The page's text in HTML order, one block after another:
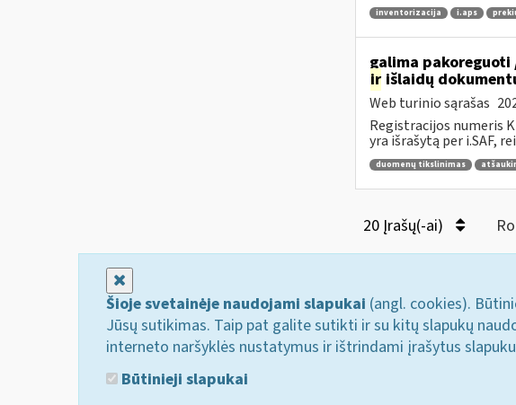
inventorizacija i.aps
galima
irišlaidų
Web turinio sąrašas
Registracijos numeris
yra išrašytą per i.SAF,
duomenų tikslinimas
20 Įrašų(-ai)
Šioje svetainėje naudojami slapukai (angl. cookies).
Jūsų sutikimas. Taip pat galite sutikti ir su kitų slapukų
interneto naršyklės nustatymus ir ištrindami įrašytus
Būtinieji slapukai